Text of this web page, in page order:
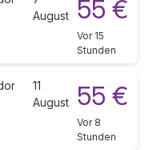
August
55 €
Vor 15
Stunden
11
August
55 €
Vor 8
Stunden